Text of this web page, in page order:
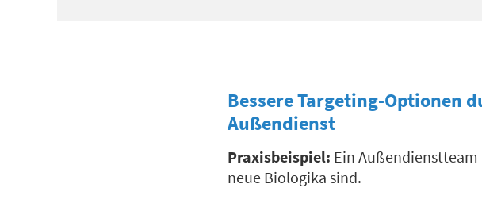
Bessere Targeting-Optionen
Außendienst
Praxisbeispiel: Ein
neue Biologika sind.